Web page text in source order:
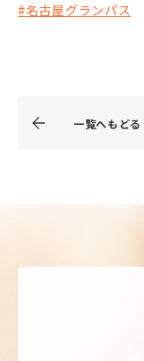
#名古屋グランパス
一覧へもどる